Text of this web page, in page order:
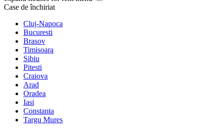
Case de închiriat
Cluj-Napoca
Bucuresti
Brasov
Timisoara
Sibiu
Pitesti
Craiova
Arad
Oradea
Iasi
Constanta
Targu Mures